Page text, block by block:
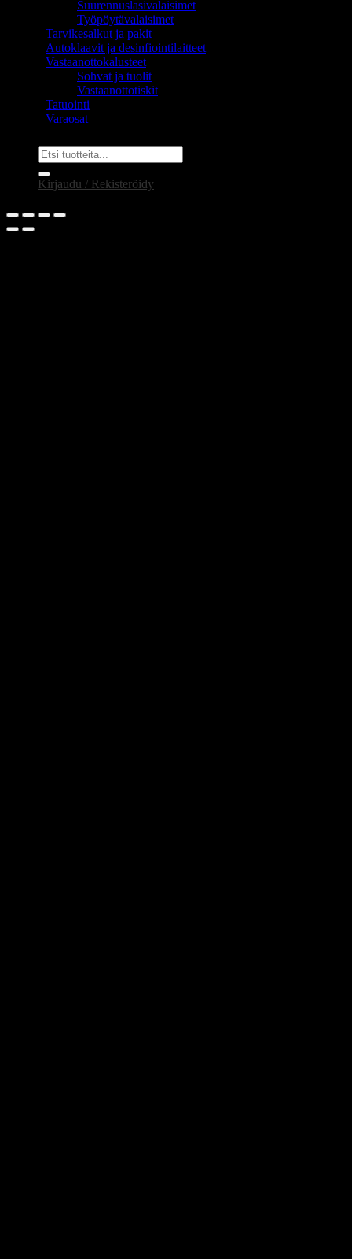
Suurennuslasivalaisimet
Työpöytävalaisimet
Tarvikesalkut ja pakit
Autoklaavit ja desinfiointilaitteet
Vastaanottokalusteet
Sohvat ja tuolit
Vastaanottotiskit
Tatuointi
Varaosat
Etsi:
Kirjaudu / Rekisteröidy